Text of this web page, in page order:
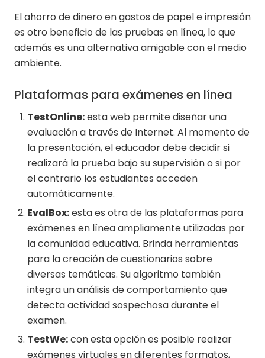
El ahorro de dinero en gastos de papel e impresión
es otro beneficio de las pruebas en línea, lo que
además es una alternativa amigable con el medio
ambiente.
Plataformas para exámenes en línea
TestOnline:esta web permite diseñar una
evaluación a través de Internet. Al momento de
la presentación, el educador debe decidir si
realizará la prueba bajo su supervisión o si por
el contrario los estudiantes acceden
automáticamente.
EvalBox:esta es otra de las plataformas para
exámenes en línea ampliamente utilizadas por
la comunidad educativa. Brinda herramientas
para la creación de cuestionarios sobre
diversas temáticas. Su algoritmo también
integra un análisis de comportamiento que
detecta actividad sospechosa durante el
examen.
TestWe:con esta opción es posible realizar
exámenes virtuales en diferentes formatos,